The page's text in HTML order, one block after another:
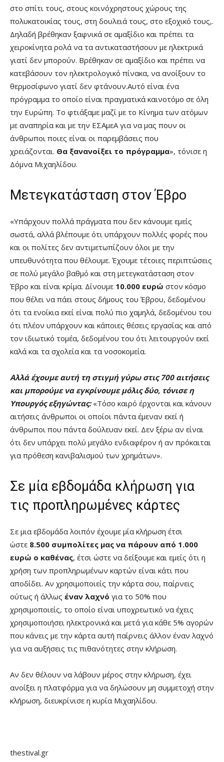
στο σπίτι τους, στους κοινόχρηστους χώρους της
πολυκατοικίας τους, στη δουλειά τους, στο εξοχικό τους,.
Δηλαδή βρέθηκαν ξαφνικά σε αμαξίδιο και πρέπει τα
χειροκίνητα ρολά να τα αντικαταστήσουν με ηλεκτρικά
γιατί δεν μπορούν. Βρέθηκαν σε αμαξίδιο και πρέπει να
κατεβάσουν τον ηλεκτρολογικό πίνακα, να ανοίξουν το
θερμοσίφωνο γιατί δεν φτάνουν.Αυτό είναι ένα
πρόγραμμα το οποίο είναι πραγματικά καινοτόμο σε όλη
την Ευρώπη. Το φτιάξαμε μαζί με το Κίνημα των ατόμων
με αναπηρία και με την ΕΣΑμεΑ για να μας πουν οι
άνθρωποι ποιες είναι οι παρεμβάσεις που
χρειάζονται. Θα ξανανοίξει το πρόγραμμα», τόνισε η
Δόμνα Μιχαηλίδου.
Μετεγκατάσταση στον Έβρο
«Υπάρχουν πολλά πράγματα που δεν κάνουμε εμείς
σωστά, αλλά βλέπουμε ότι υπάρχουν πολλές φορές που
και οι πολίτες δεν αντιμετωπίζουν όλοι με την
υπευθυνότητα που θέλουμε. Έχουμε τέτοιες περιπτώσεις
σε πολύ μεγάλο βαθμό και στη μετεγκατάσταση στον
Έβρο και είναι κρίμα. Δίνουμε 10.000 ευρώ στον κόσμο
που θέλει να πάει στους δήμους του Έβρου, δεδομένου
ότι τα ενοίκια εκεί είναι πολύ πιο χαμηλά, δεδομένου του
ότι πλέον υπάρχουν και κάποιες θέσεις εργασίας και από
τον ιδιωτικό τομέα, δεδομένου του ότι λειτουργούν εκεί
καλά και τα σχολεία και τα νοσοκομεία.
Αλλά έχουμε αυτή τη στιγμή γύρω στις 700 αιτήσεις
και μπορούμε να εγκρίνουμε μόλις δύο, τόνισε η
Υπουργός εξηγώντας:«Τόσο καιρό έρχονται και κάνουν
αιτήσεις άνθρωποι οι οποίοι πάντα έμεναν εκεί ή
άνθρωποι που πάντα δούλευαν εκεί. Δεν ξέρω αν είναι
ότι δεν υπάρχει πολύ μεγάλο ενδιαφέρον ή αν πρόκαιται
για πρόθεση κανιβαλισμού των χρημάτων».
Σε μία εβδομάδα κλήρωση για
τις προπληρωμένες κάρτες
Σε μια εβδομάδα λοιπόν έχουμε μία κλήρωση έτσι
ώστε 8.500 συμπολίτες μας να πάρουν από 1.000
ευρώ ο καθένας, έτσι ώστε να δείξουμε και εμείς ότι η
χρήση των προπληρωμένων καρτών είναι κάτι που
αποδίδει. Αν χρησιμοποιείς την κάρτα σου, παίρνεις
ούτως ή άλλως έναν λαχνό για το 50% που
χρησιμοποιείς, το οποίο είναι υποχρεωτικό να έχεις
χρησιμοποιήσει ηλεκτρονικά και μετά για κάθε 5% αγορών
που κάνεις με την κάρτα αυτή παίρνεις άλλον έναν λαχνό
για να αυξήσεις τις πιθανότητες στην κλήρωση.
Αν δεν θέλουν να λάβουν μέρος στην κλήρωση, έχει
ανοίξει η πλατφόρμα για να δηλώσουν μη συμμετοχή στην
κλήρωση, διευκρίνισε η κυρία Μιχαηλίδου.
thestival.gr